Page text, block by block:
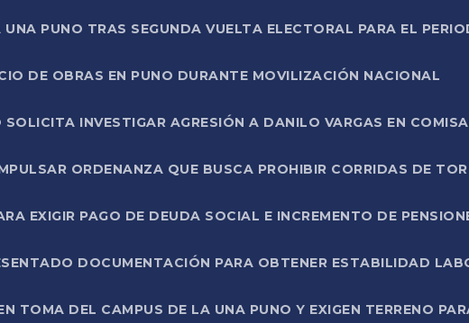
PUNO TRAS SEGUNDA VUELTA ELECTORAL PARA EL
DE OBRAS EN PUNO DURANTE MOVILIZACIÓN NACIONAL
INVESTIGAR AGRESIÓN A DANILO VARGAS EN
ORDENANZA QUE BUSCA PROHIBIR CORRIDAS DE
EXIGIR PAGO DE DEUDA SOCIAL E INCREMENTO DE
DOCUMENTACIÓN PARA OBTENER ESTABILIDAD
TOMA DEL CAMPUS DE LA UNA PUNO Y EXIGEN TERRENO